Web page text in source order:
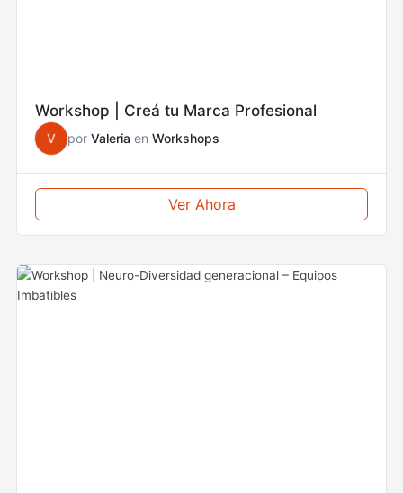
Workshop | Creá tu Marca Profesional
V por Valeria en Workshops
Ver Ahora